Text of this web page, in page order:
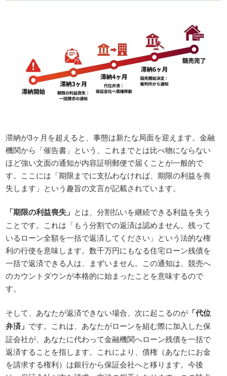
滞納が3ヶ月を超えると、事態は新たな局面を迎えます。金融
機関から「催告書」という、これまでとは比べ物にならない
ほど強い文面の通知が内容証明郵便で届くことが一般的で
す。ここには「期限までに支払わなければ、期限の利益を喪
失します」という趣旨の文言が記載されています。
「期限の利益喪失」 とは、分割払いを継続できる利益を失う
ことです。これは「もう分割での返済は認めません。残って
いるローン全額を一括で返済してください」という法的な権
利の行使を意味します。数千万円にもなる住宅ローン残債を
一括で返済できる人は、まずいません。この通知は、競売へ
のカウントダウンが本格的に始まったことを意味するので
す。
そして、あなたが返済できない場合、次に起こるのが 「代位
弁済」 です。これは、あなたがローンを組む際に加入した保
証会社が、あなたに代わって金融機関へローン残債を一括で
返済することを指します。これにより、債権（あなたにお金
を請求する権利）は銀行から保証会社へと移ります。今後